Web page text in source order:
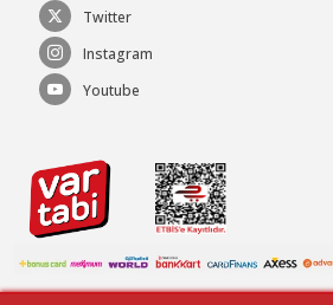
Twitter
Instagram
Youtube